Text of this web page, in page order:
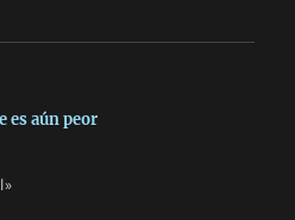
es aún peor